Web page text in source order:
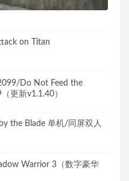
on Titan
Do Not Feed the
更新v1.1.40）
the Blade 单机/同屏双人
Warrior 3（数字豪华